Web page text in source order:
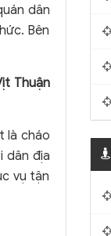
dân
Bên
Thuận
là cháo
dân địa
vụ tận